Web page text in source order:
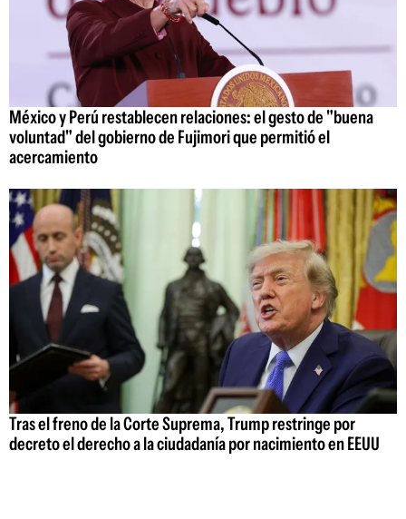
México y Perú restablecen relaciones: el gesto de "buena
voluntad" del gobierno de Fujimori que permitió el
acercamiento
Tras el freno de la Corte Suprema, Trump restringe por
decreto el derecho a la ciudadanía por nacimiento en EEUU